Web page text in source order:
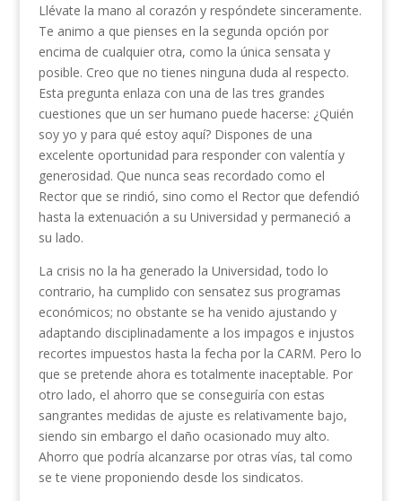
Llévate la mano al corazón y respóndete sinceramente.
Te animo a que pienses en la segunda opción por
encima de cualquier otra, como la única sensata y
posible. Creo que no tienes ninguna duda al respecto.
Esta pregunta enlaza con una de las tres grandes
cuestiones que un ser humano puede hacerse: ¿Quién
soy yo y para qué estoy aquí? Dispones de una
excelente oportunidad para responder con valentía y
generosidad. Que nunca seas recordado como el
Rector que se rindió, sino como el Rector que defendió
hasta la extenuación a su Universidad y permaneció a
su lado.
La crisis no la ha generado la Universidad, todo lo
contrario, ha cumplido con sensatez sus programas
económicos; no obstante se ha venido ajustando y
adaptando disciplinadamente a los impagos e injustos
recortes impuestos hasta la fecha por la CARM. Pero lo
que se pretende ahora es totalmente inaceptable. Por
otro lado, el ahorro que se conseguiría con estas
sangrantes medidas de ajuste es relativamente bajo,
siendo sin embargo el daño ocasionado muy alto.
Ahorro que podría alcanzarse por otras vías, tal como
se te viene proponiendo desde los sindicatos.